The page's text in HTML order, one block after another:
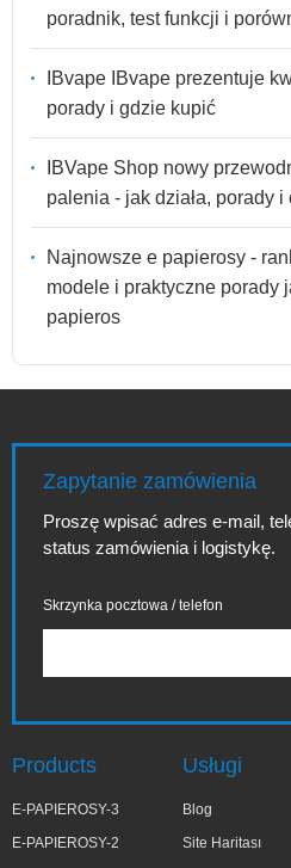
poradnik, test funkcji i
IBvape IBvape prezentuje
porady i gdzie kupić
IBVape Shop nowy
palenia - jak działa, porady
Najnowsze e papierosy -
modele i praktyczne porady
papieros
Zapytanie zamówienia
Proszę wpisać adres e-mail,
status zamówienia i logistykę.
Skrzynka pocztowa / telefon
Products
E-PAPIEROSY-3
E-PAPIEROSY-2
Usługi
Blog
Site Haritası